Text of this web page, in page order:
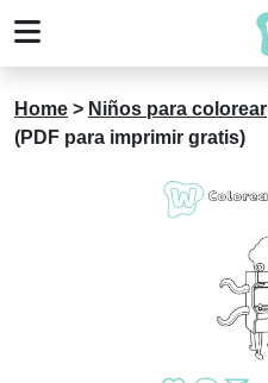
Home > Niños para colorear
(PDF para imprimir gratis)